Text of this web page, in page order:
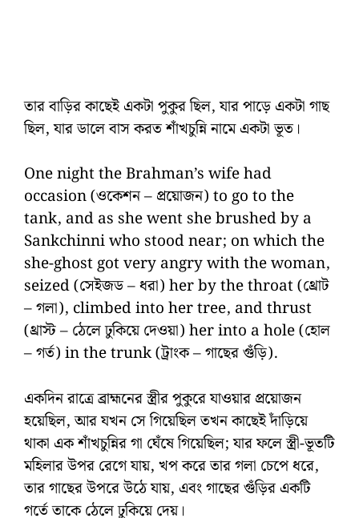
তার বাড়ির কাছেই একটা পুকুর ছিল, যার পাড়ে একটা গাছ
ছিল, যার ডালে বাস করত শাঁখচুন্নি নামে একটা ভূত।
One night the Brahman’s wife had
occasion (ওকেশন – প্রয়োজন) to go to the
tank, and as she went she brushed by a
Sankchinni who stood near; on which the
she-ghost got very angry with the woman,
seized (সেইজড – ধরা) her by the throat (থ্রোট
– গলা), climbed into her tree, and thrust
(থ্রাস্ট – ঠেলে ঢুকিয়ে দেওয়া) her into a hole (হোল
– গর্ত) in the trunk (ট্রাংক – গাছের গুঁড়ি).
একদিন রাত্রে ব্রাহ্মনের স্ত্রীর পুকুরে যাওয়ার প্রয়োজন
হয়েছিল, আর যখন সে গিয়েছিল তখন কাছেই দাঁড়িয়ে
থাকা এক শাঁখচুন্নির গা ঘেঁষে গিয়েছিল; যার ফলে স্ত্রী-ভূতটি
মহিলার উপর রেগে যায়, খপ করে তার গলা চেপে ধরে,
তার গাছের উপরে উঠে যায়, এবং গাছের গুঁড়ির একটি
গর্তে তাকে ঠেলে ঢুকিয়ে দেয়।